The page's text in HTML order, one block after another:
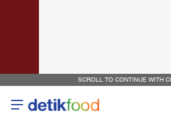
SCROLL TO CONTINUE WITH